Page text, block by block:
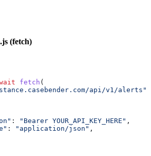
(fetch)
fetch (
api/v1/alerts"
: "Bearer YOUR_API_KEY_HERE" ,
: "application/json" ,